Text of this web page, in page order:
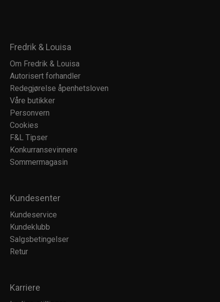
Fredrik & Louisa
Om Fredrik & Louisa
Autorisert forhandler
Redegjørelse åpenhetsloven
Våre butikker
Personvern
Cookies
F&L Tipser
Konkurransevinnere
Sommermagasin
Kundesenter
Kundeservice
Kundeklubb
Salgsbetingelser
Retur
Karriere